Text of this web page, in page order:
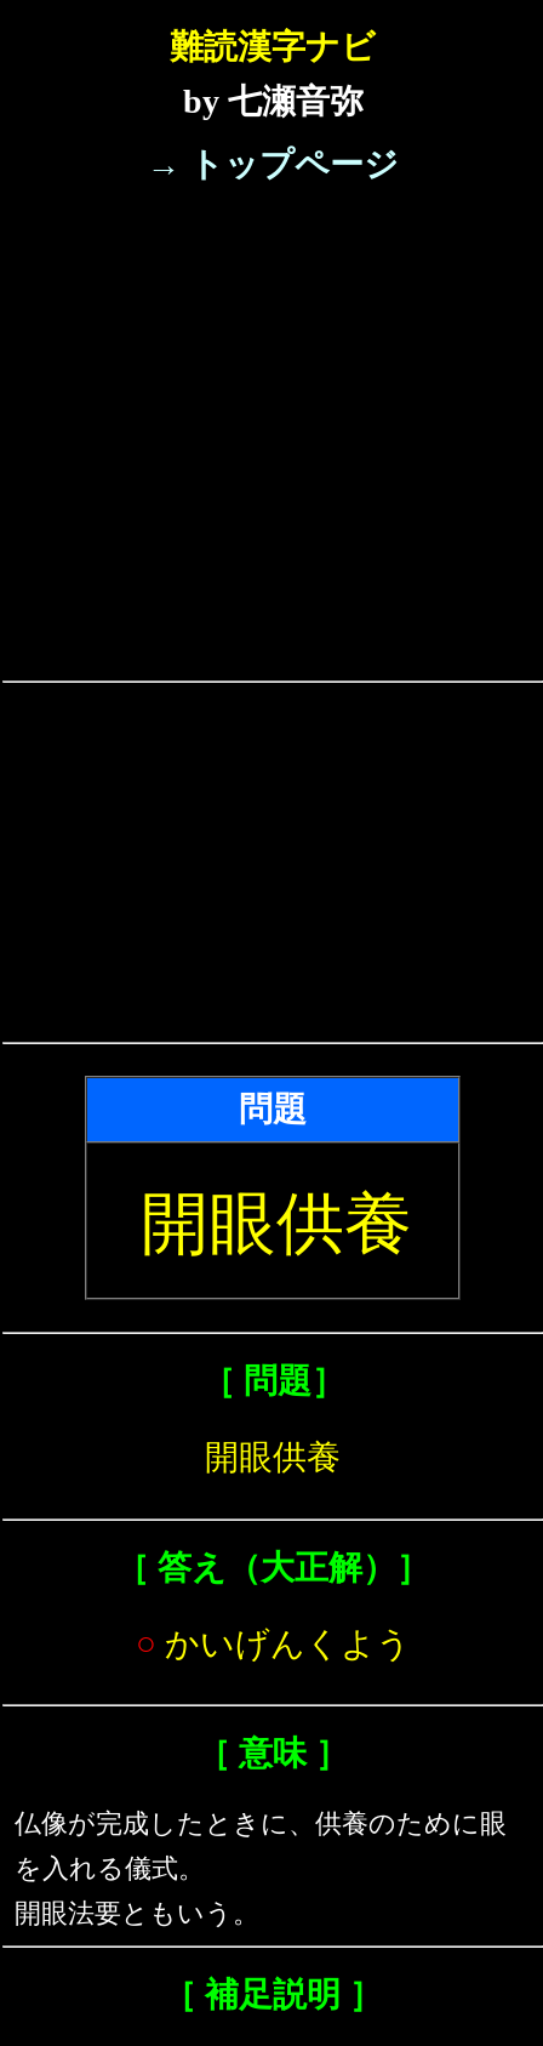
難読漢字ナビ
by 七瀬音弥
→ トップページ
問題
開眼供養
［ 問題］
開眼供養
［ 答え（大正解）］
○ かいげんくよう
［ 意味 ］
仏像が完成したときに、供養のために眼
を入れる儀式。
開眼法要ともいう。
［ 補足説明 ］